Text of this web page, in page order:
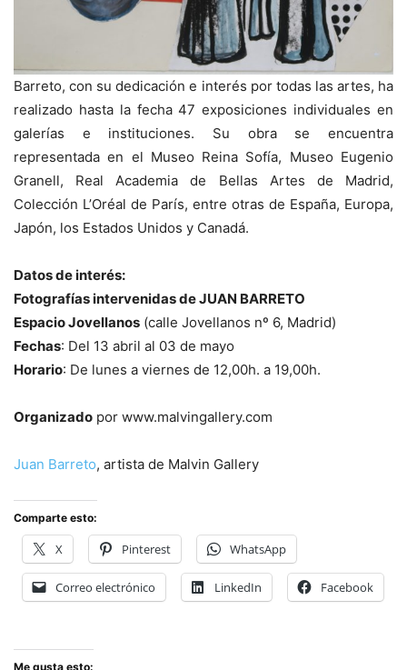
Barreto, con su dedicación e interés por todas las artes, ha
realizado hasta la fecha 47 exposiciones individuales en
galerías e instituciones. Su obra se encuentra
representada en el Museo Reina Sofía, Museo Eugenio
Granell, Real Academia de Bellas Artes de Madrid,
Colección L’Oréal de París, entre otras de España, Europa,
Japón, los Estados Unidos y Canadá.
Datos de interés:
Fotografías intervenidas de JUAN BARRETO
Espacio Jovellanos (calle Jovellanos nº 6, Madrid)
Fechas: Del 13 abril al 03 de mayo
Horario: De lunes a viernes de 12,00h. a 19,00h.
Organizado por www.malvingallery.com
Juan Barreto, artista de Malvin Gallery
Comparte esto:
X Pinterest WhatsApp
Correo electrónico LinkedIn Facebook
Me gusta esto: